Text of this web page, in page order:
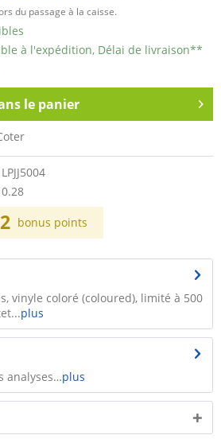
du passage à la caisse.
à l'expédition, Délai de livraison**
le panier
LPJJ5004
0.28
bonus points
vinyle coloré (coloured), limité à 500
plus
analyses…plus